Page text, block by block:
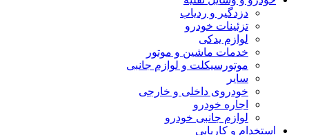
دزدگیر و ردیاب
تزئینات خودرو
لوازم یدکی
خدمات ماشین و موتور
موتورسیکلت و لوازم جانبی
سایر
خودروی داخلی و خارجی
اجاره خودرو
لوازم جانبی خودرو
استخدام و کاریابی